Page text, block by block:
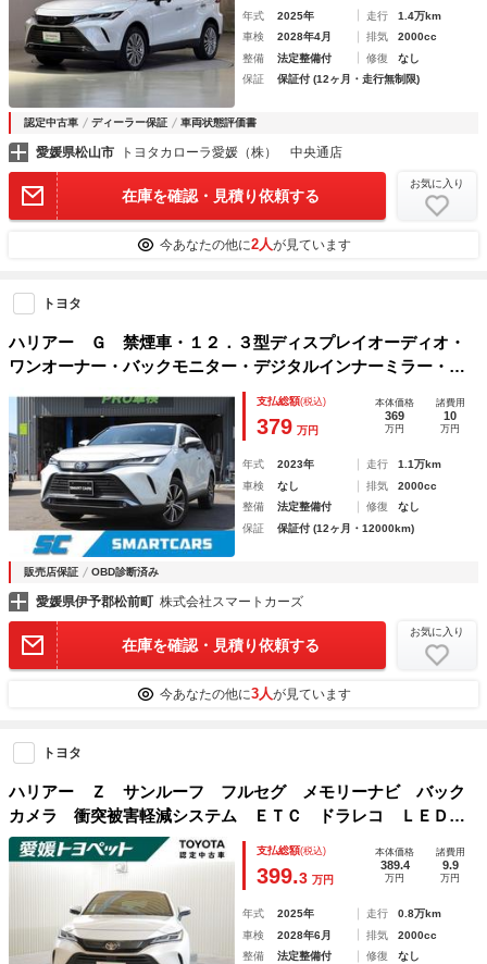
年式 2025年 走行
1.4万km
車検
2028年4月 排気
2000cc
整備
法定整備付 修復
なし
保証
保証付 (12ヶ月・走行無制限)
認定中古車 ディーラー保証 車両状態評価書
愛媛県松山市 トヨタカローラ愛媛（株） 中央通店
在庫を確認・見積り依頼する
お気に入り
今あなたの他に2人が見ています
トヨタ
ハリアー Ｇ 禁煙車・１２．３型ディスプレイオーディオ・
ワンオーナー・バックモニター・デジタルインナーミラー・パ
ワーバックドア・ハーフレザーシート・ＨＤＭＩ・・おくだけ
充電・ＬＥＤヘッド・ＡＣ１００Ｖ・ＥＴＣ２．０
支払総額(税込)
379 万円
本体価格
369
万円
諸費用
10
万円
年式 2023年 走行
1.1万km
車検
なし 排気
2000cc
整備
法定整備付 修復
なし
保証
保証付 (12ヶ月・12000km)
販売店保証 OBD診断済み
愛媛県伊予郡松前町 株式会社スマートカーズ
在庫を確認・見積り依頼する
お気に入り
今あなたの他に3人が見ています
トヨタ
ハリアー Ｚ サンルーフ フルセグ メモリーナビ バック
カメラ 衝突被害軽減システム ＥＴＣ ドラレコ ＬＥＤヘ
ッドランプ
支払総額(税込)
399.3 万円
本体価格
389.4
万円
諸費用
9.9
万円
年式 2025年 走行
0.8万km
車検
2028年6月 排気
2000cc
整備
法定整備付 修復
なし